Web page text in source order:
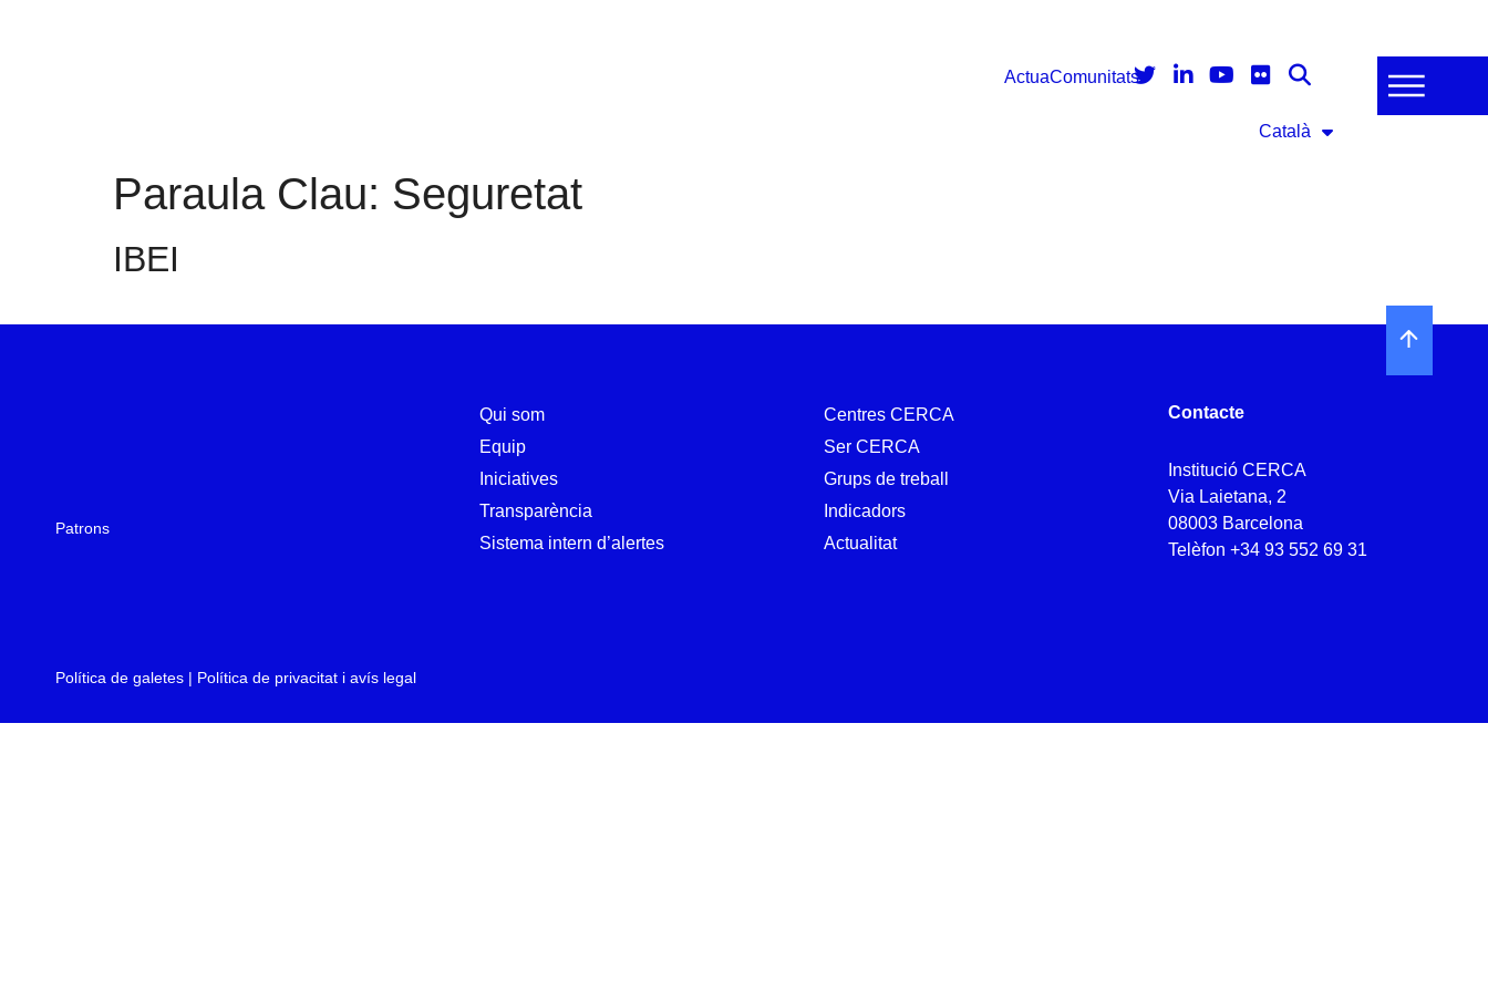
ActuaComunitats
Català
Paraula Clau: Seguretat
IBEI
Patrons
Qui som
Equip
Iniciatives
Transparència
Sistema intern d’alertes
Centres CERCA
Ser CERCA
Grups de treball
Indicadors
Actualitat
Contacte
Institució CERCA
Via Laietana, 2
08003 Barcelona
Telèfon+34 93 552 69 31
Política de galetes | Política de privacitat i avís legal